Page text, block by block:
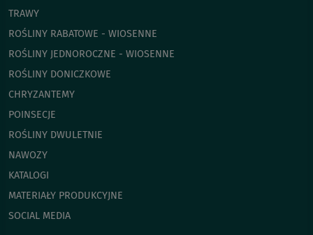
TRAWY
ROŚLINY RABATOWE - WIOSENNE
ROŚLINY JEDNOROCZNE - WIOSENNE
ROŚLINY DONICZKOWE
CHRYZANTEMY
POINSECJE
ROŚLINY DWULETNIE
NAWOZY
KATALOGI
MATERIAŁY PRODUKCYJNE
SOCIAL MEDIA